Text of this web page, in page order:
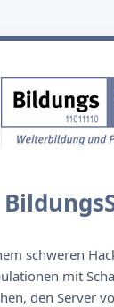
schweren
mit
den Server